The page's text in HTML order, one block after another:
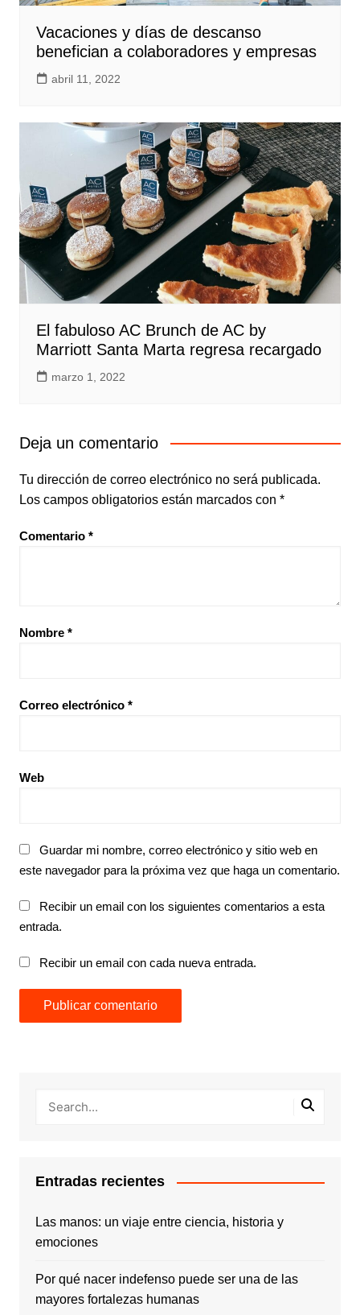
Vacaciones y días de descanso
benefician a colaboradores y empresas
abril 11, 2022
El fabuloso AC Brunch de AC by
Marriott Santa Marta regresa recargado
marzo 1, 2022
Deja un comentario
Tu dirección de correo electrónico no será publicada.
Los campos obligatorios están marcados con *
Comentario *
Nombre *
Correo electrónico *
Web
Guardar mi nombre, correo electrónico y sitio web en
este navegador para la próxima vez que haga un comentario.
Recibir un email con los siguientes comentarios a esta
entrada.
Recibir un email con cada nueva entrada.
Entradas recientes
Las manos: un viaje entre ciencia, historia y
emociones
Por qué nacer indefenso puede ser una de las
mayores fortalezas humanas